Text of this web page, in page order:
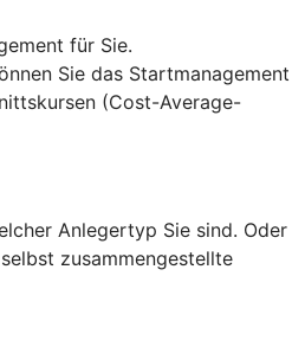
für Sie.
Sie das Startmanagement
(Cost-Average-
Anlegertyp Sie sind. Oder
zusammengestellte